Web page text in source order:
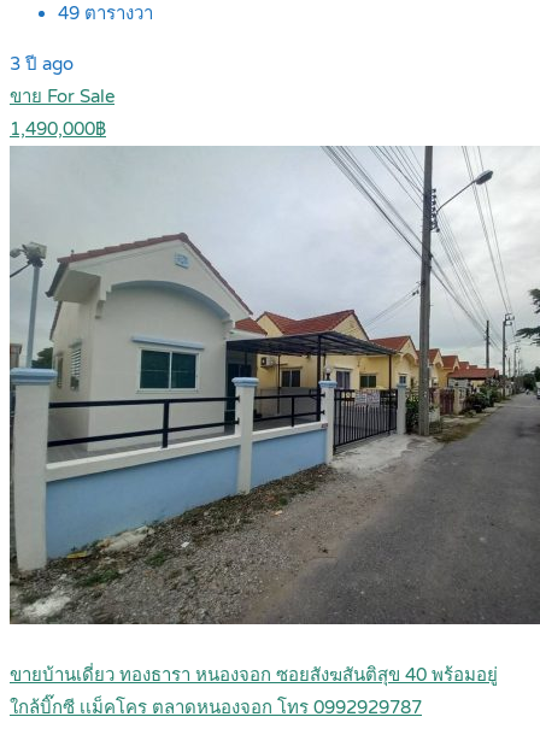
49 ตารางวา
3 ปี ago
ขาย For Sale
1,490,000฿
ขายบ้านเดี่ยว ทองธารา หนองจอก ซอยสังฆสันติสุข 40 พร้อมอยู่
ใกล้บิ๊กซี เเม็คโคร ตลาดหนองจอก โทร 0992929787